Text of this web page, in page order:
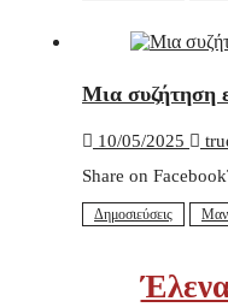
Μια συζήτηση
10/05/2025
Share on
Δημοσιεύσεις